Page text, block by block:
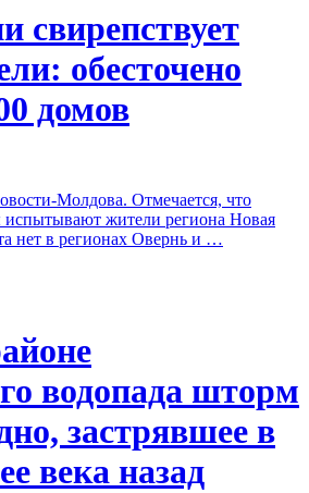
свирепствует
обесточено
домов
Молдова. Отмечается, что
жители региона Новая
нет в регионах Овернь и …
водопада шторм
застрявшее в
века назад